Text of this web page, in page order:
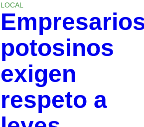
LOCAL
potosinos
exigen
respeto a